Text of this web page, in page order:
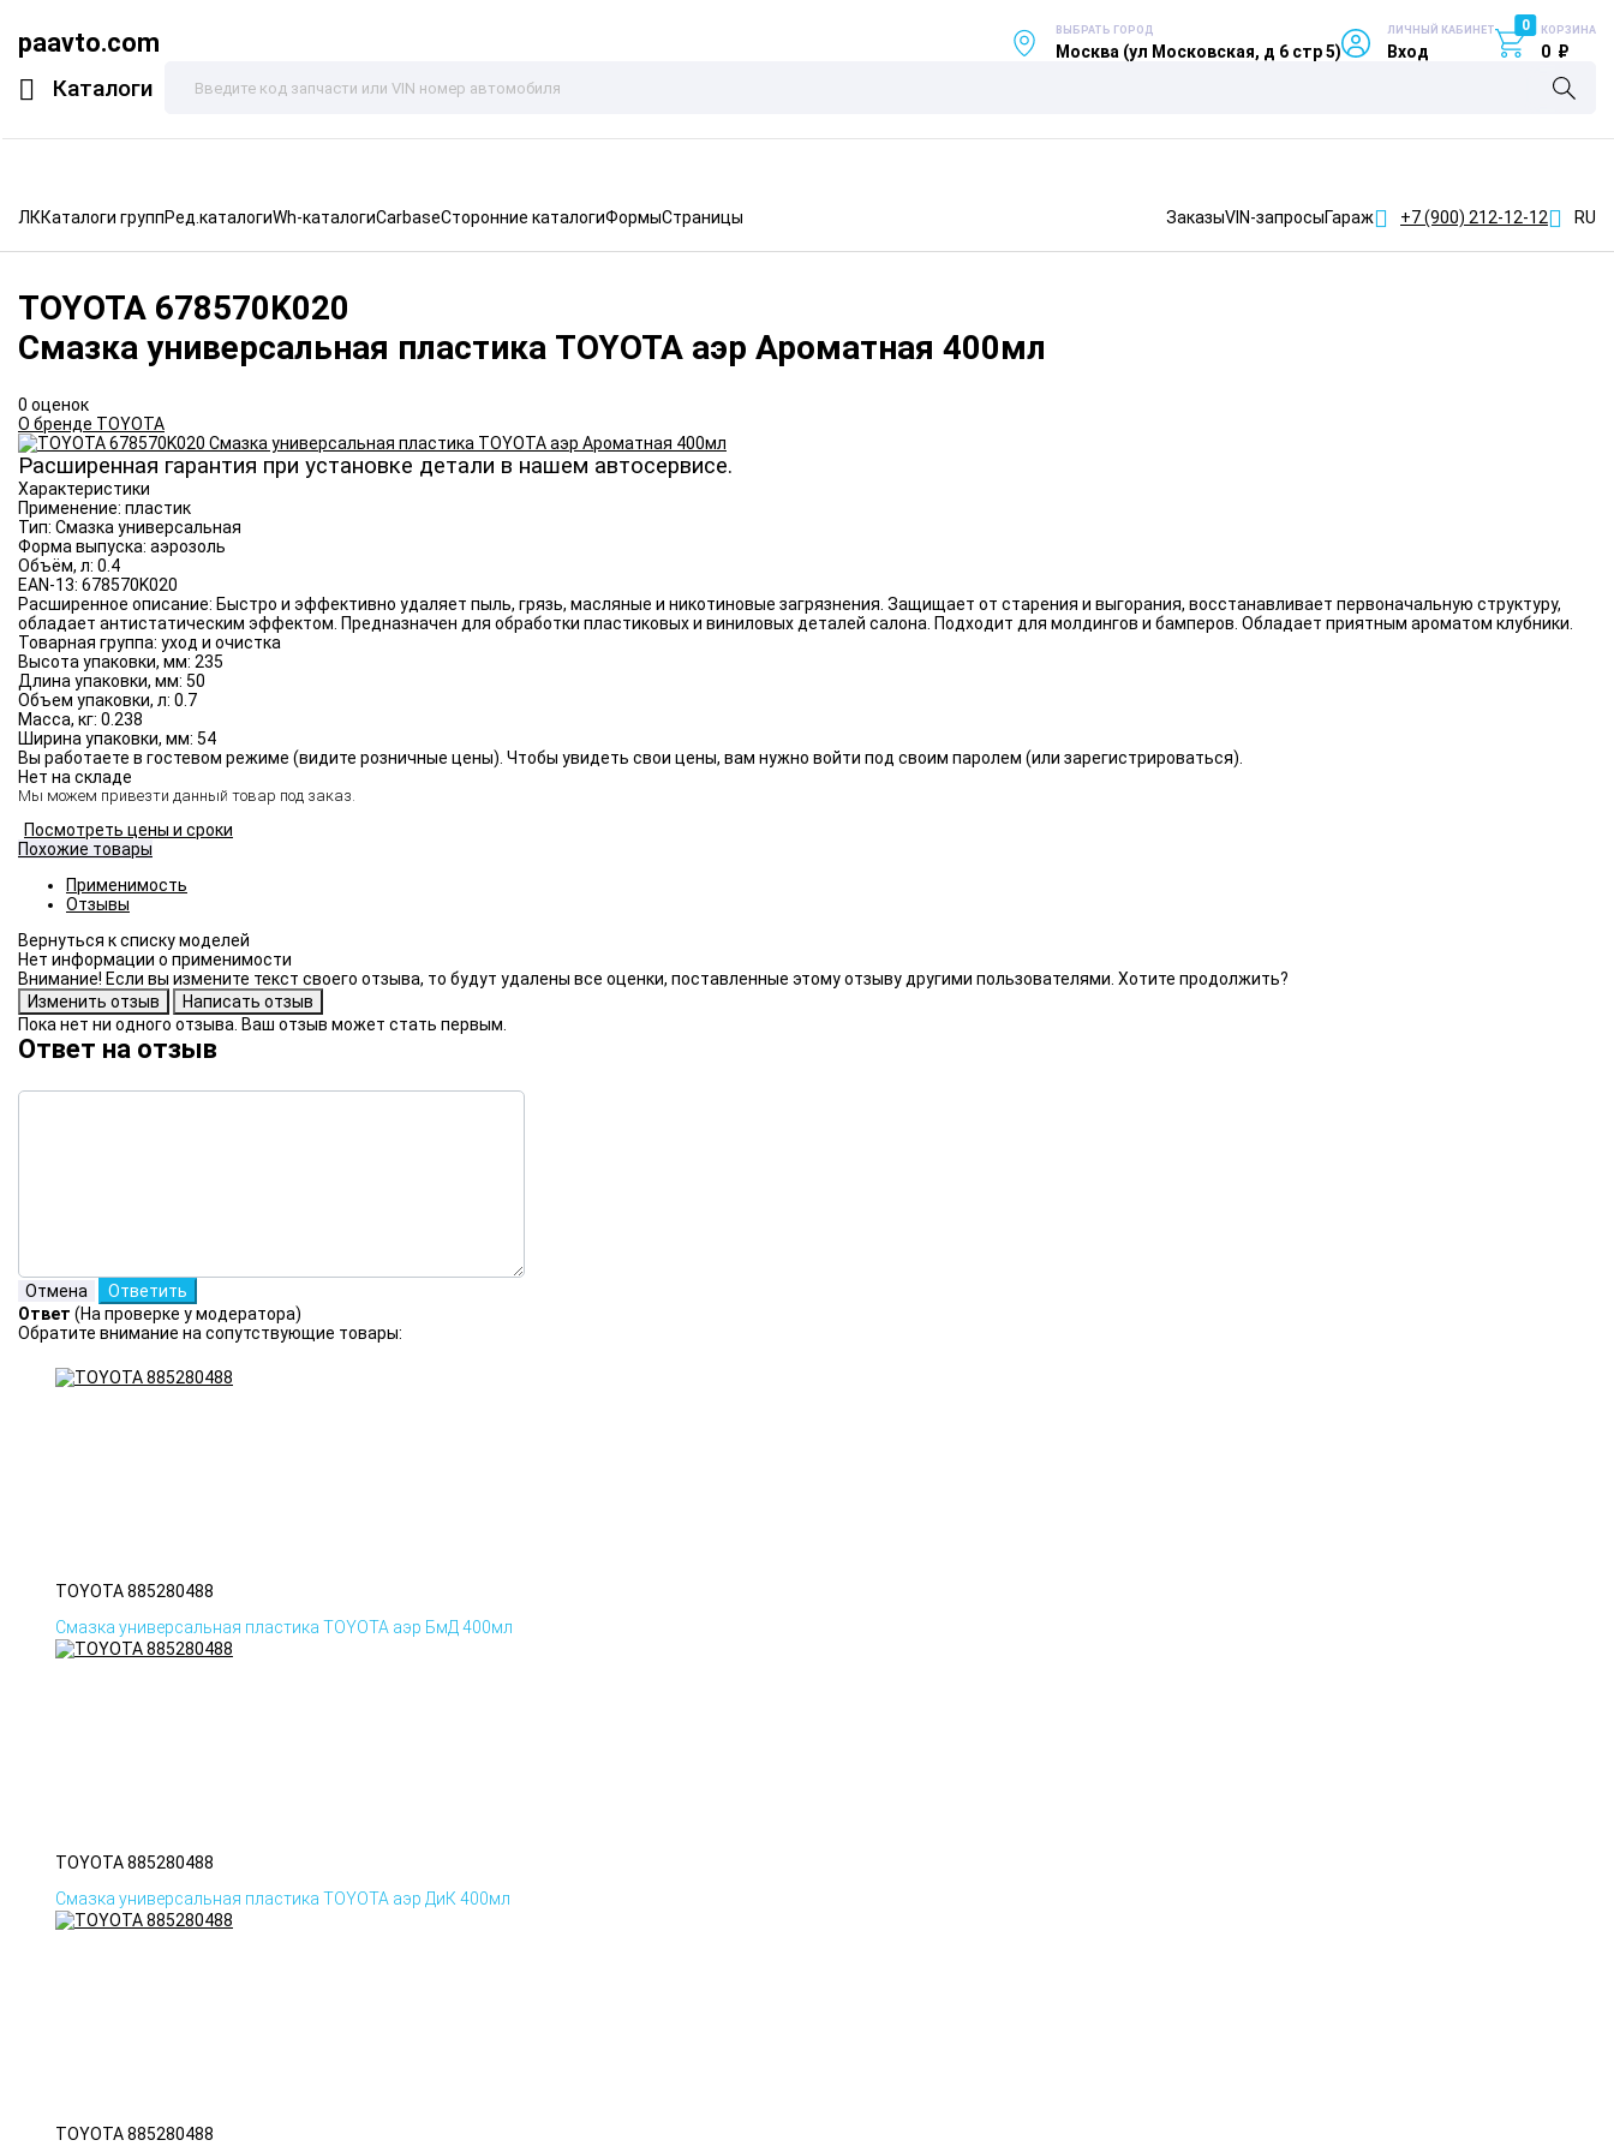
paavto.com
Каталоги
ВЫБРАТЬ ГОРОД
Москва (ул Московская, д 6 стр 5)
ЛИЧНЫЙ КАБИНЕТ
Вход
0 КОРЗИНА
0 ₽
ЛККаталоги группРед.каталогиWh-каталогиCarbaseСторонние каталогиФормыСтраницы ЗаказыVIN-запросыГараж +7 (900) 212-12-12 RU
TOYOTA 678570K020
Смазка универсальная пластика TOYOTA аэр Ароматная 400мл
0 оценок
О бренде TOYOTA
Расширенная гарантия при установке детали в нашем автосервисе.
Характеристики
Применение: пластик
Тип: Смазка универсальная
Форма выпуска: аэрозоль
Объём, л: 0.4
EAN-13: 678570K020
Расширенное описание: Быстро и эффективно удаляет пыль, грязь, масляные и никотиновые загрязнения. Защищает от старения и выгорания, восстанавливает первоначальную структуру,
обладает антистатическим эффектом. Предназначен для обработки пластиковых и виниловых деталей салона. Подходит для молдингов и бамперов. Обладает приятным ароматом клубники.
Товарная группа: уход и очистка
Высота упаковки, мм: 235
Длина упаковки, мм: 50
Объем упаковки, л: 0.7
Масса, кг: 0.238
Ширина упаковки, мм: 54
Вы работаете в гостевом режиме (видите розничные цены). Чтобы увидеть свои цены, вам нужно войти под своим паролем (или зарегистрироваться).
Нет на складе
Мы можем привезти данный товар под заказ.
Посмотреть цены и сроки
Похожие товары
Применимость
Отзывы
Нет информации о применимости
Внимание! Если вы измените текст своего отзыва, то будут удалены все оценки, поставленные этому отзыву другими пользователями. Хотите продолжить?
Пока нет ни одного отзыва. Ваш отзыв может стать первым.
Ответ на отзыв
Ответ (На проверке у модератора)
Обратите внимание на сопутствующие товары:
TOYOTA 885280488
Смазка универсальная пластика TOYOTA аэр БмД 400мл
TOYOTA 885280488
Смазка универсальная пластика TOYOTA аэр ДиК 400мл
TOYOTA 885280488